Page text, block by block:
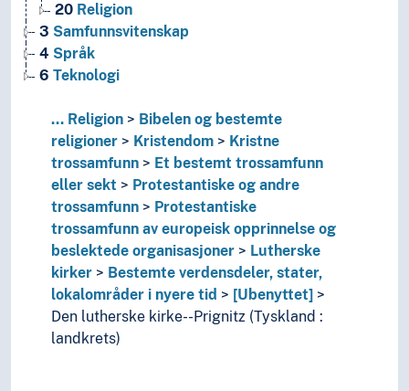
20 Religion
3 Samfunnsvitenskap
4 Språk
6 Teknologi
... Religion
Bibelen og bestemte
religioner
Kristendom
Kristne
trossamfunn
Et bestemt trossamfunn
eller sekt
Protestantiske og andre
trossamfunn
Protestantiske
trossamfunn av europeisk opprinnelse og
beslektede organisasjoner
Lutherske
kirker
Bestemte verdensdeler, stater,
lokalområder i nyere tid
[Ubenyttet]
Den lutherske kirke--Prignitz (Tyskland :
landkrets)